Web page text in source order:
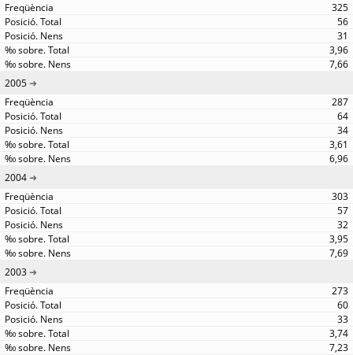
325
56
31
3,96
7,66
2005
287
64
34
3,61
6,96
2004
303
57
32
3,95
7,69
2003
273
60
33
3,74
7,23